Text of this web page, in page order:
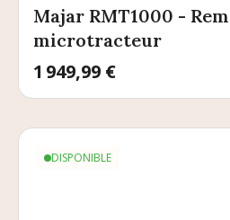
Majar RMT1000 -
microtracteur
Prix
1 949,99 €
DISPONIBLE